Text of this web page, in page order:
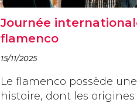
Journée
flamenco
15/11/2025
Le flamenco possède
histoire, dont les origines